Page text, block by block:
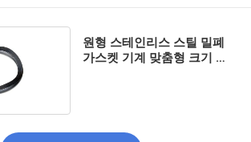
원형 스테인리스 스틸 밀폐
가스켓 기계 맞춤형 크기 허